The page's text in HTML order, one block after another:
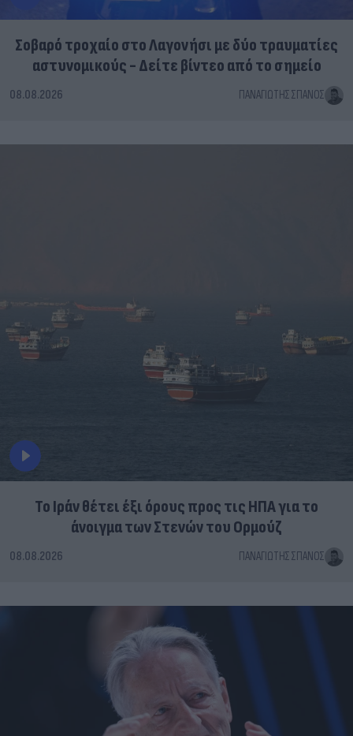
Σοβαρό τροχαίο στο Λαγονήσι με δύο τραυματίες
αστυνομικούς - Δείτε βίντεο από το σημείο
08.08.2026 ΠΑΝΑΓΙΏΤΗΣ ΣΠΑΝΌΣ
Το Ιράν θέτει έξι όρους προς τις ΗΠΑ για το
άνοιγμα των Στενών του Ορμούζ
08.08.2026 ΠΑΝΑΓΙΏΤΗΣ ΣΠΑΝΌΣ